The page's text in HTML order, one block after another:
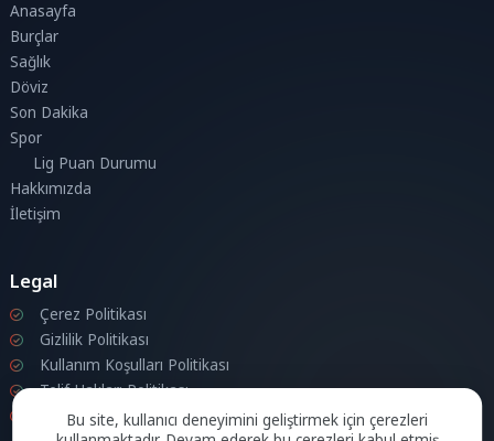
Anasayfa
Burçlar
Sağlık
Döviz
Son Dakika
Spor
Lig Puan Durumu
Hakkımızda
İletişim
Legal
Çerez Politikası
Gizlilik Politikası
Kullanım Koşulları Politikası
Telif Hakları Politikası
İletişim
Bu site, kullanıcı deneyimini geliştirmek için çerezleri